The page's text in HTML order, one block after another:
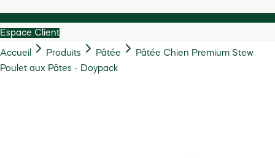
Espace Client
Accueil Produits Pâtée
Pâtée Chien Premium Stew
Poulet aux Pâtes - Doypack